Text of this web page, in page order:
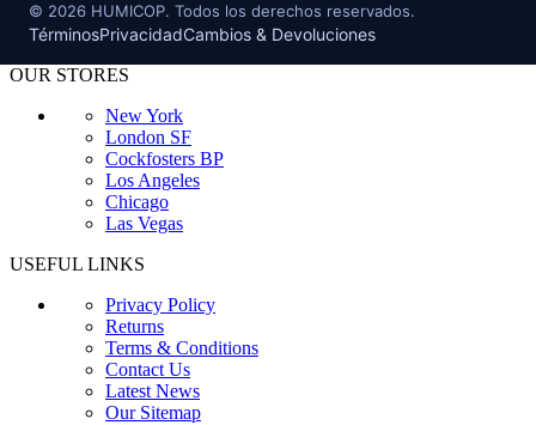
© 2026 HUMICOP. Todos los derechos reservados.
TérminosPrivacidadCambios & Devoluciones
OUR STORES
New York
London SF
Cockfosters BP
Los Angeles
Chicago
Las Vegas
USEFUL LINKS
Privacy Policy
Returns
Terms & Conditions
Contact Us
Latest News
Our Sitemap